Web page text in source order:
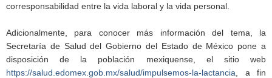
corresponsabilidad entre la vida laboral y la vida personal.
Adicionalmente, para conocer más información del tema, la
Secretaría de Salud del Gobierno del Estado de México pone a
disposición de la población mexiquense, el sitio web
https://salud.edomex.gob.mx/salud/impulsemos-la-lactancia , a fin